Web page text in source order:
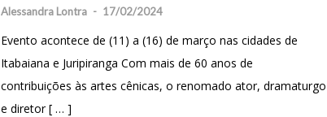
Alessandra Lontra - 17/02/2024
Evento acontece de (11) a (16) de março nas cidades de
Itabaiana e Juripiranga Com mais de 60 anos de
contribuições às artes cênicas, o renomado ator, dramaturgo
e diretor [ … ]